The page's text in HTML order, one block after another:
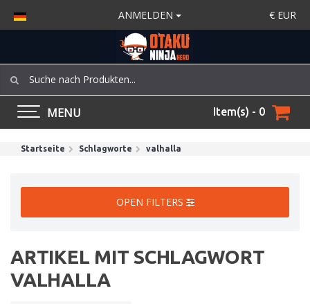
ANMELDEN € EUR
MENU Item(s) - 0
Startseite Schlagworte valhalla
OPEN FILTERS
ARTIKEL MIT SCHLAGWORT
VALHALLA